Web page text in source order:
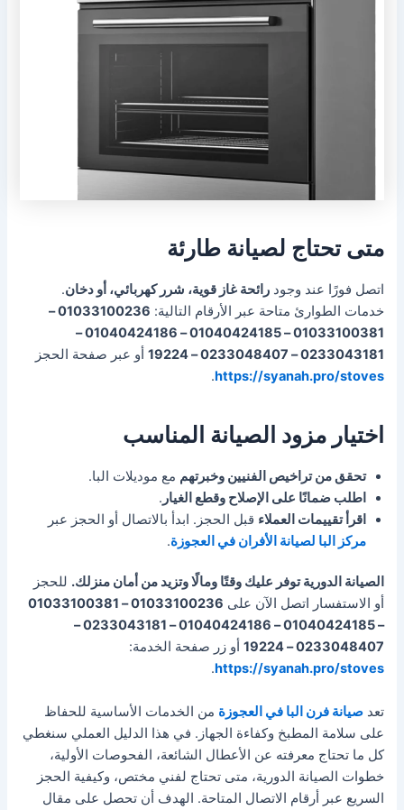
متى تحتاج لصيانة طارئة
اتصل فورًا عند وجودرائحة غاز قوية، شرر كهربائي، أو دخان.
خدمات الطوارئ متاحة عبر الأرقام التالية:
01033100236 –
01033100381 – 01040424185 – 01040424186 –
0233043181 – 0233048407 – 19224
أو عبر صفحة الحجز
https://syanah.pro/stoves
.
اختيار مزود الصيانة المناسب
تحقق من تراخيص الفنيين وخبرتهم مع موديلات البا.
اطلب ضمانًا على الإصلاح وقطع الغيار .
اقرأ تقييمات العملاء قبل الحجز. ابدأ بالاتصال أو الحجز عبر
مركز البا لصيانة الأفران في العجوزة.
الصيانة الدورية توفر عليك وقتًا ومالًا وتزيد من أمان منزلك. للحجز
أو الاستفسار اتصل الآن على
01033100236 – 01033100381
– 01040424185 – 01040424186 – 0233043181 –
0233048407 – 19224
أو زر صفحة الخدمة:
https://syanah.pro/stoves
.
تعدصيانة فرن البا في العجوزة من الخدمات الأساسية للحفاظ
على سلامة المطبخ وكفاءة الجهاز. في هذا الدليل العملي سنغطي
كل ما تحتاج معرفته عن الأعطال الشائعة، الفحوصات الأولية،
خطوات الصيانة الدورية، متى تحتاج لفني مختص، وكيفية الحجز
السريع عبر أرقام الاتصال المتاحة. الهدف أن تحصل على مقال